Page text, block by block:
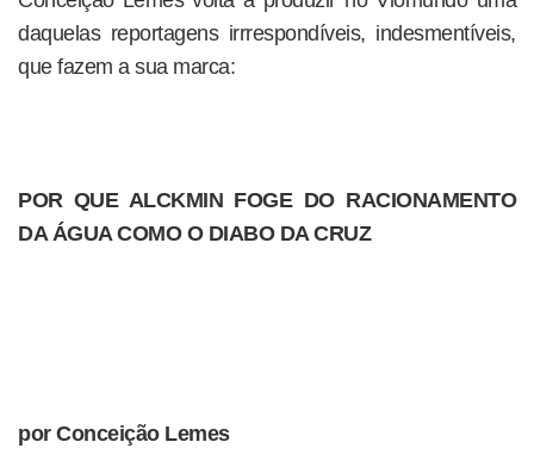
daquelas reportagens irrrespondíveis, indesmentíveis,
que fazem a sua marca:
POR QUE ALCKMIN FOGE DO RACIONAMENTO
DA ÁGUA COMO O DIABO DA CRUZ
por Conceição Lemes